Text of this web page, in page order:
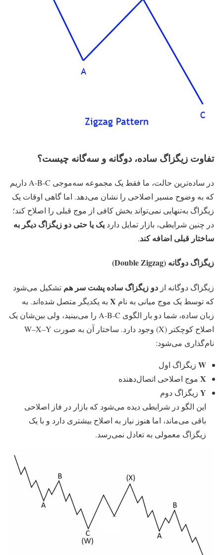
تفاوت زیگزاگ ساده، دوگانه و سه‌گانه چیست؟
در ساده‌ترین حالت، ما فقط یک مجموعه سه‌موجی A-B-C داریم
که به وضوح مسیر اصلاحی را نشان می‌دهد. اما گاهی اوقات یک
زیگزاگ به‌تنهایی نمی‌تواند بخش کافی از موج قبلی را اصلاح کند؛
در چنین شرایطی، بازار تمایل دارد یک یا حتی دو زیگزاگ دیگر به
ساختار قبلی اضافه کند.
زیگزاگ دوگانه (Double Zigzag)
زیگزاگ دوگانه از دو زیگزاگ ساده پشت سر هم تشکیل می‌شود
که توسط یک موج میانی به نام X به یکدیگر متصل شده‌اند. به
زبان ساده، شما دو بار الگوی A-B-C را می‌بینید، ولی بین‌شان یک
اصلاح کوچکتر (X) وجود دارد. ساختار آن به صورت W–X–Y
نام‌گذاری می‌شود:
W زیگزاگ اول
X موج اصلاحی اتصال‌دهنده
Y زیگزاگ دوم
این الگو در شرایطی دیده می‌شود که بازار در فاز اصلاحی
باقی می‌ماند، اما هنوز نیاز به اصلاح بیشتری دارد و با یک
زیگزاگ معمولی به تعادل نمی‌رسد.